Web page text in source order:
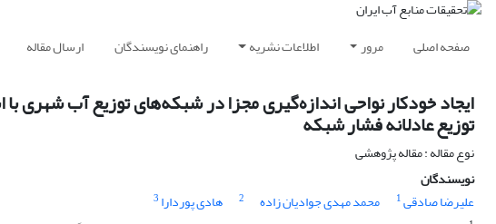
صفحه اصلی مرور اطلاعات نشریه راهنمای نویسندگان ارسال مقاله
ایجاد خودکار نواحی اندازه‌گیری مجزا در شبکه‌های توزیع آب شهری
توزیع عادلانه فشار شبکه
نوع مقاله : مقاله پژوهشی
نویسندگان
علیرضا صادقی1 محمد مهدی جوادیان زاده 2 هادی پوردارا 3